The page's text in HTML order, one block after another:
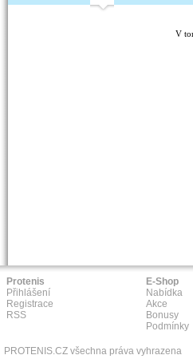
V
Protenis
Přihlášení
Registrace
RSS
E-Shop
Nabídka
Akce
Bonusy
Podmínky
PROTENIS.CZ všechna práva vyhrazena